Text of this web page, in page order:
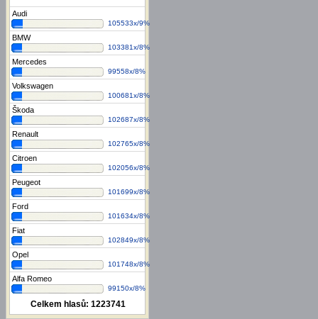
Audi
105533x/9%
BMW
103381x/8%
Mercedes
99558x/8%
Volkswagen
100681x/8%
Škoda
102687x/8%
Renault
102765x/8%
Citroen
102056x/8%
Peugeot
101699x/8%
Ford
101634x/8%
Fiat
102849x/8%
Opel
101748x/8%
Alfa Romeo
99150x/8%
Celkem hlasů: 1223741